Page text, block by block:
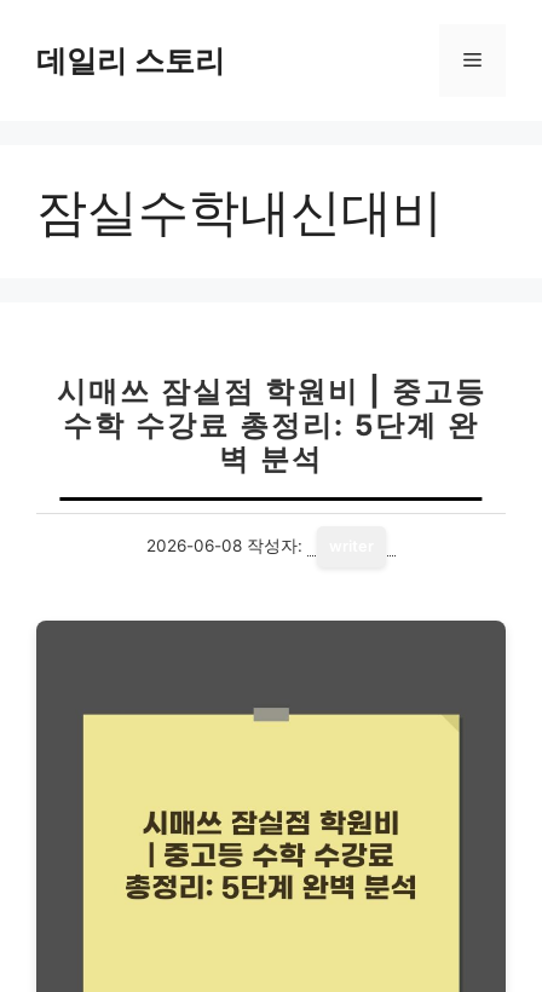
데일리 스토리 메
잠실수학내신대비
시매쓰 잠실점 학원비 | 중고등
수학 수강료 총정리: 5단계 완
벽 분석
2026-06-08 작성자: